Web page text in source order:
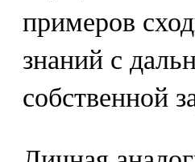
примеров
знаний с
собственной